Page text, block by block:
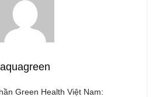
aquagreen
Green Health Việt Nam: